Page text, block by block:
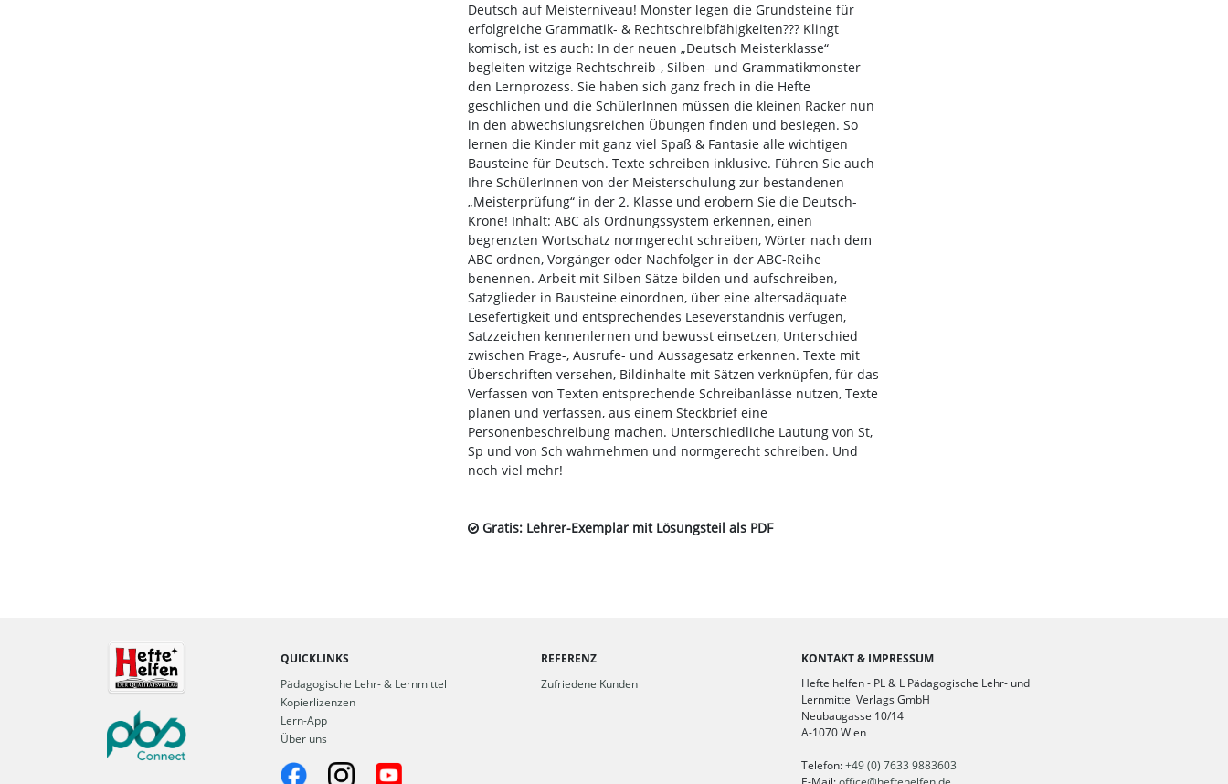
Deutsch auf Meisterniveau! Monster legen die Grundsteine für
erfolgreiche Grammatik- & Rechtschreibfähigkeiten??? Klingt
komisch, ist es auch: In der neuen „Deutsch Meisterklasse“
begleiten witzige Rechtschreib-, Silben- und Grammatikmonster
den Lernprozess. Sie haben sich ganz frech in die Hefte
geschlichen und die SchülerInnen müssen die kleinen Racker nun
in den abwechslungsreichen Übungen finden und besiegen. So
lernen die Kinder mit ganz viel Spaß & Fantasie alle wichtigen
Bausteine für Deutsch. Texte schreiben inklusive. Führen Sie auch
Ihre SchülerInnen von der Meisterschulung zur bestandenen
„Meisterprüfung“ in der 2. Klasse und erobern Sie die Deutsch-
Krone! Inhalt: ABC als Ordnungssystem erkennen, einen
begrenzten Wortschatz normgerecht schreiben, Wörter nach dem
ABC ordnen, Vorgänger oder Nachfolger in der ABC-Reihe
benennen. Arbeit mit Silben Sätze bilden und aufschreiben,
Satzglieder in Bausteine einordnen, über eine altersadäquate
Lesefertigkeit und entsprechendes Leseverständnis verfügen,
Satzzeichen kennenlernen und bewusst einsetzen, Unterschied
zwischen Frage-, Ausrufe- und Aussagesatz erkennen. Texte mit
Überschriften versehen, Bildinhalte mit Sätzen verknüpfen, für das
Verfassen von Texten entsprechende Schreibanlässe nutzen, Texte
planen und verfassen, aus einem Steckbrief eine
Personenbeschreibung machen. Unterschiedliche Lautung von St,
Sp und von Sch wahrnehmen und normgerecht schreiben. Und
noch viel mehr!
Gratis: Lehrer-Exemplar mit Lösungsteil als PDF
QUICKLINKS
Pädagogische Lehr- & Lernmittel
Kopierlizenzen
Lern-App
Über uns
REFERENZ
Zufriedene Kunden
KONTAKT & IMPRESSUM
Hefte helfen - PL & L Pädagogische Lehr- und
Lernmittel Verlags GmbH
Neubaugasse 10/14
A-1070 Wien
Telefon:+49 (0) 7633 9883603